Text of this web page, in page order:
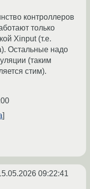
контроллеров
только
Xinput (т.е.
Остальные надо
(таким
стим).
09:22:41